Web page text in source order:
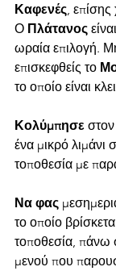
Καφενές ,
Ο Πλάτανος
ωραία επιλογή.
επισκεφθείς το
το οποίο είναι
Κολύμπησε στον
ένα μικρό λιμάνι
τοποθεσία με
Να φας
το οποίο
τοποθεσία, πάνω
μενού που